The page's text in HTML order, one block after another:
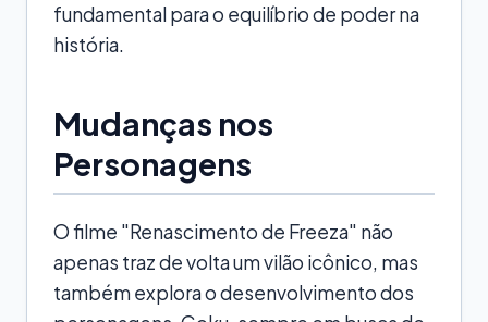
fundamental para o equilíbrio de poder na
história.
Mudanças nos
Personagens
O filme "Renascimento de Freeza" não
apenas traz de volta um vilão icônico, mas
também explora o desenvolvimento dos